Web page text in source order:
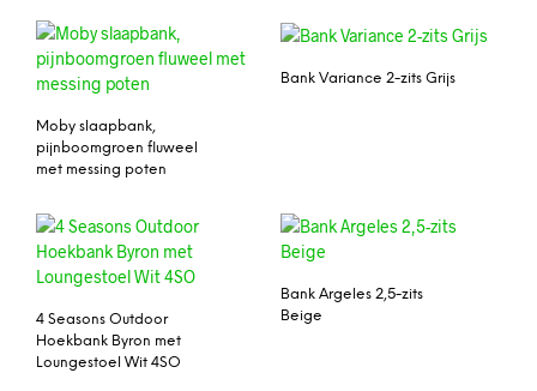
Moby slaapbank,
pijnboomgroen fluweel
met messing poten
Bank Variance 2-zits Grijs
4 Seasons Outdoor
Hoekbank Byron met
Loungestoel Wit 4SO
Bank Argeles 2,5-zits
Beige